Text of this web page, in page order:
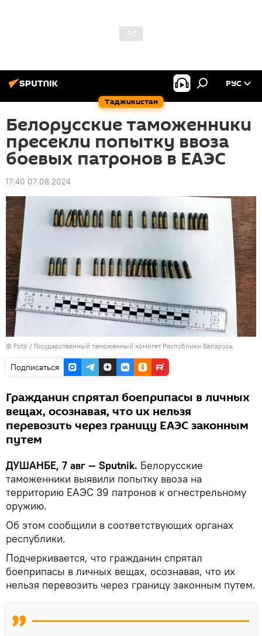
Таджикистан
РУС
Белорусские таможенники
пресекли попытку ввоза
боевых патронов в ЕАЭС
17:40 07.08.2024
© Foto / Государственный таможенный комитет Республики Беларусь
Подписаться
Гражданин спрятал боеприпасы в личных
вещах, осознавая, что их нельзя
перевозить через границу ЕАЭС законным
путем
ДУШАНБЕ, 7 авг — Sputnik. Белорусские
таможенники выявили попытку ввоза на
территорию ЕАЭС 39 патронов к огнестрельному
оружию.
Об этом сообщили в соответствующих органах
республики.
Подчеркивается, что гражданин спрятал
боеприпасы в личных вещах, осознавая, что их
нельзя перевозить через границу законным путем.